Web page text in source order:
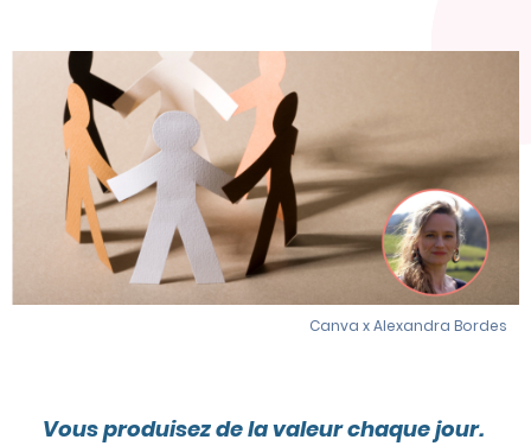
Canva x Alexandra Bordes
Vous produisez de la valeur chaque jour.